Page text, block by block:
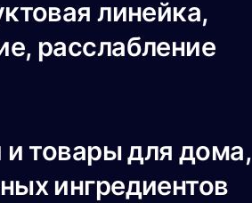
линейка,
расслабление
и товары для дома,
ингредиентов